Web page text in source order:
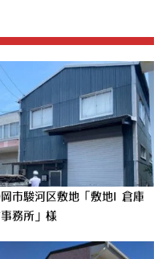
市駿河区敷地「敷地I 倉庫
務所」様